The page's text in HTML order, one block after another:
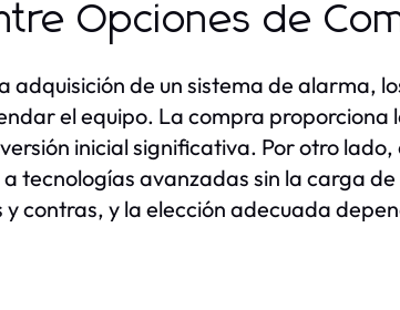
Opciones de
adquisición de un sistema de alarma,
el equipo. La compra
inicial significativa. Por otro
tecnologías avanzadas sin la carga
y contras, y la elección adecuada